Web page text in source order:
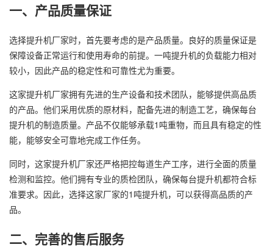
一、产品质量保证
选择提升机厂家时，首先要考虑的是产品质量。良好的质量保证是
保障设备正常运行和使用寿命的前提。一吨提升机的负载能力相对
较小，因此产品的稳定性和可靠性尤为重要。
这家提升机厂家拥有先进的生产设备和技术团队，能够提供高品质
的产品。他们采用优质的原材料，配备先进的制造工艺，确保每台
提升机的制造质量。产品不仅能够承载1吨重物，而且具有稳定的性
能，能够安全可靠地完成工作任务。
同时，这家提升机厂家还严格把控每道生产工序，进行全面的质量
检测和监控。他们拥有专业的质检团队，确保每台提升机都符合标
准要求。因此，选择这家厂家的1吨提升机，可以获得高品质的产
品。
二、完善的售后服务